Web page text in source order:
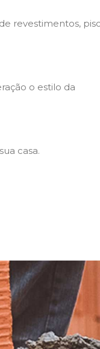
revestimentos,
o estilo da
casa.